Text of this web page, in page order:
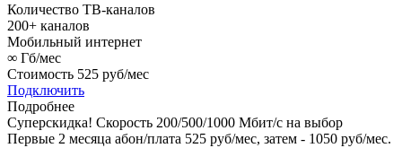
Количество ТВ-каналов
200+ каналов
Мобильный интернет
∞ Гб/мес
Стоимость 525 руб/мес
Подключить
Подробнее
Суперскидка! Скорость 200/500/1000 Мбит/с на выбор
Первые 2 месяца абон/плата 525 руб/мес, затем - 1050 руб/мес.